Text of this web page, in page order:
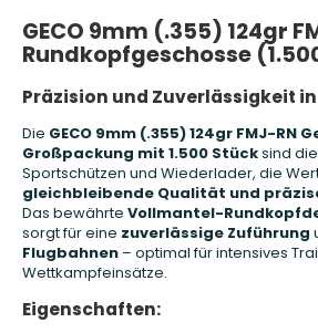
GECO 9mm (.355) 124gr
Rundkopfgeschosse
Präzision und Zuverlässigkeit
Die GECO 9mm (.355) 124gr FMJ-RN
Großpackung mit 1.500 Stücksind
Sportschützen und Wiederlader, die
gleichbleibende Qualität und
Das bewährte Vollmantel-
sorgt für eine zuverlässige Zuführung
Flugbahnen – optimal für intensives
Wettkampfeinsätze.
Eigenschaften: